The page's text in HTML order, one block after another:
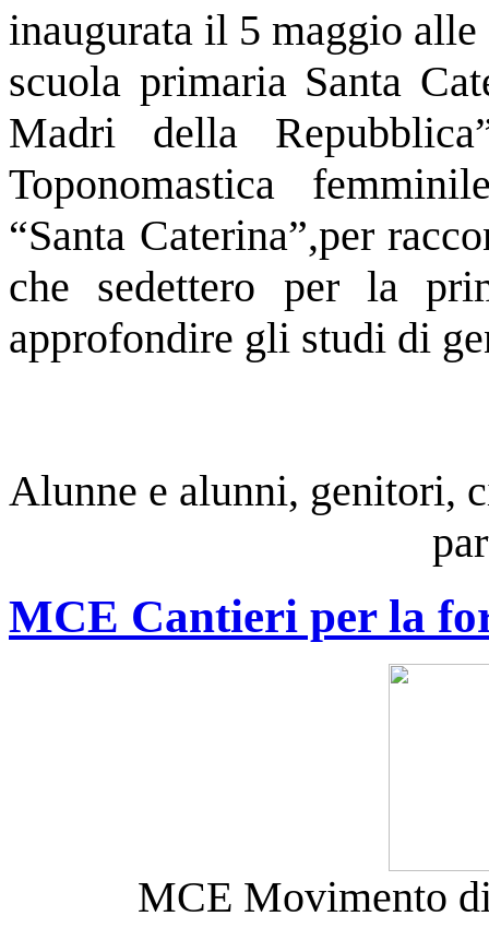
inaugurata il 5 maggio
scuola primaria Santa
Madri della
Toponomastica
“Santa Caterina”,per
che sedettero per la
approfondire gli studi di
Alunne e alunni, genitori,
MCE Cantieri per la
MCE Movimento